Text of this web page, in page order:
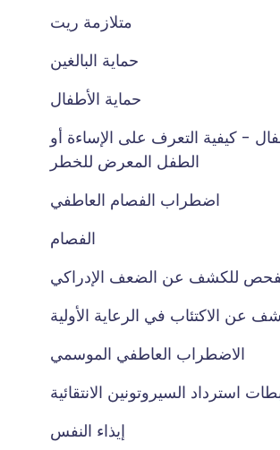
متلازمة ريت
حماية البالغين
حماية الأطفال
- كيفية التعرف على الإساءة أو
الطفل المعرض للخطر
اضطراب الفصام العاطفي
الفصام
للكشف عن الضعف الإدراكي
عن الاكتئاب في الرعاية الأولية
الاضطراب العاطفي الموسمي
استرداد السيروتونين الانتقائية
إيذاء النفس